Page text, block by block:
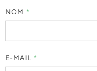
NOM *
E-MAIL *